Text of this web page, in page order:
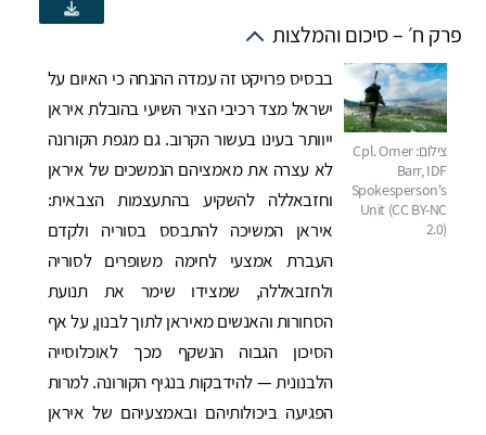
פרק ח׳ – סיכום והמלצות
בבסיס פרויקט זה עמדה ההנחה כי האיום על
ישראל מצד רכיבי הציר השיעי בהובלת איראן
ייוותר בעינו בעשור הקרוב. גם מגפת הקורונה
לא עצרה את מאמציהם הנמשכים של איראן
וחזבאללה להשקיע בהתעצמות הצבאית:
איראן המשיכה להתבסס בסוריה ולקדם
העברת אמצעי לחימה משופרים לסוריה
ולחזבאללה, שמצידו שימר את תנועת
הסחורות והאנשים מאיראן לתוך לבנון, על אף
הסיכון הגבוה הנשקף מכך לאוכלוסייה
הלבנונית — להידבקות בנגיף הקורונה. למרות
הפגיעה ביכולותיהם ובאמצעיהם של איראן